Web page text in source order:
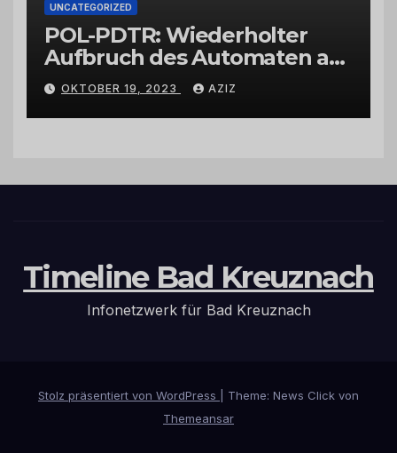
UNCATEGORIZED
POL-PDTR: Wiederholter
Aufbruch des Automaten am
Wohnmobilstellplatz in
Hermeskeil am Labachweg
OKTOBER 19, 2023 AZIZ
Timeline Bad Kreuznach
Infonetzwerk für Bad Kreuznach
Stolz präsentiert von WordPress
Theme: News Click von
Themeansar